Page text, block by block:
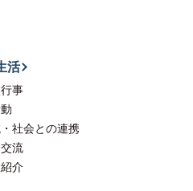
活
事
社会との連携
流
介